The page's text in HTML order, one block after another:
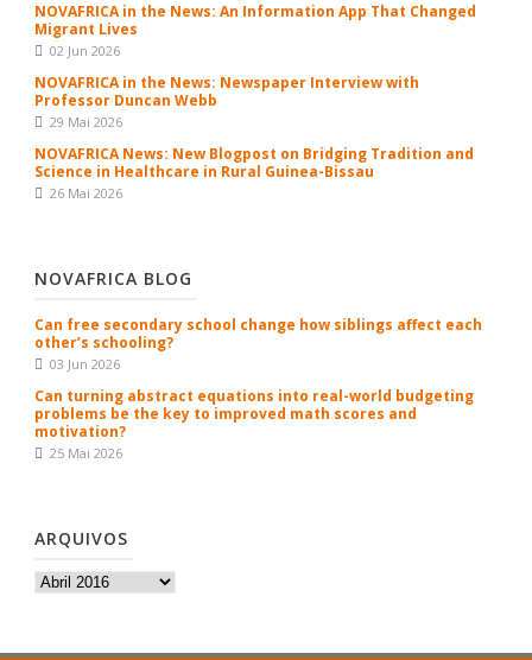
NOVAFRICA in the News: An Information App That Changed
Migrant Lives
02 Jun 2026
NOVAFRICA in the News: Newspaper Interview with
Professor Duncan Webb
29 Mai 2026
NOVAFRICA News: New Blogpost on Bridging Tradition and
Science in Healthcare in Rural Guinea-Bissau
26 Mai 2026
NOVAFRICA BLOG
Can free secondary school change how siblings affect each
other’s schooling?
03 Jun 2026
Can turning abstract equations into real-world budgeting
problems be the key to improved math scores and
motivation?
25 Mai 2026
ARQUIVOS
Arquivos